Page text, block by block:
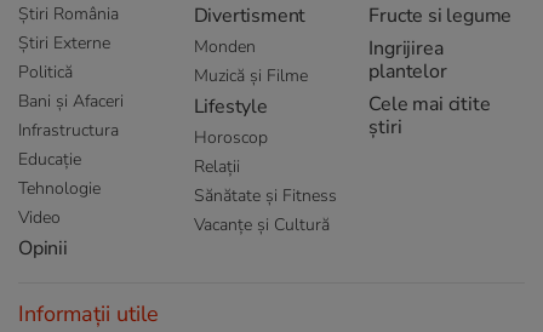
Știri România
Știri Externe
Politică
Bani și Afaceri
Infrastructura
Educație
Tehnologie
Video
Opinii
Divertisment
Monden
Muzică și Filme
Lifestyle
Horoscop
Relații
Sănătate și Fitness
Vacanțe și Cultură
Fructe si legume
Ingrijirea
plantelor
Cele mai citite
știri
Informații utile